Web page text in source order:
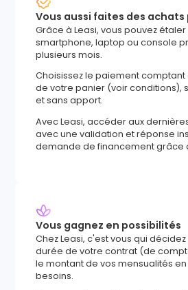
Vous aussi faites des achats
Grâce à Leasi, vous pouvez
smartphone, laptop ou console
plusieurs mois.
Choisissez le paiement
de votre panier (voir conditions),
et sans apport.
Avec Leasi, accéder aux
avec une validation et réponse
demande de financement grâce
Vous gagnez en possibilités
Chez Leasi, c'est vous qui décidez
durée de votre contrat (de
le montant de vos mensualités
besoins.